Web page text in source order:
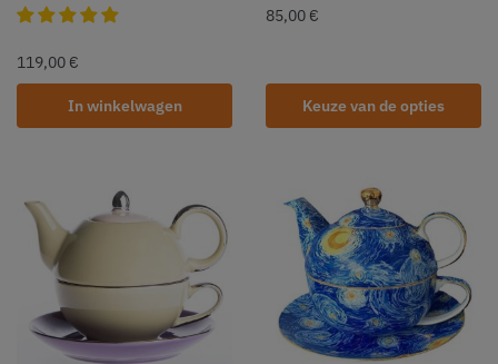
119,00 €
In winkelwagen
85,00 €
Keuze van de opties